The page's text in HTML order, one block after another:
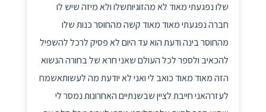
שלו נפגעתי מאוד לא מהזוגיותשלו ולא מיזה שיש לו
חברה נפגעתי מאוד מאוד קשה מהחוסר כנות שלו
מהחוסר בינה ודעת הוא עד היום לא פסיק לרכל להשפיל
להכאיב ולספר לכל העולם שאני חרא של בחורה הנשוא
הזה מאוד מאוד כואב לי ואני לא יודעת מה לעשותאשמח
לעזרהאני חייבת לציין שבשנתיים האחרונות נמסר לי